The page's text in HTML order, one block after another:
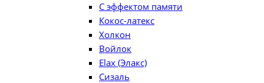
С эффектом памяти
Кокос-латекс
Холкон
Войлок
Elax (Элакс)
Сизаль